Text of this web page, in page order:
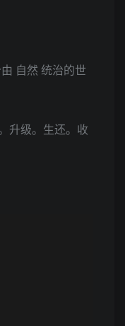
自然 统治的世
升级。生还。收